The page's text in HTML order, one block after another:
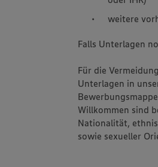
weitere
Falls Unterlagen
Für die
Unterlagen in
Willkommen sind
Nationalität,
sowie sexueller